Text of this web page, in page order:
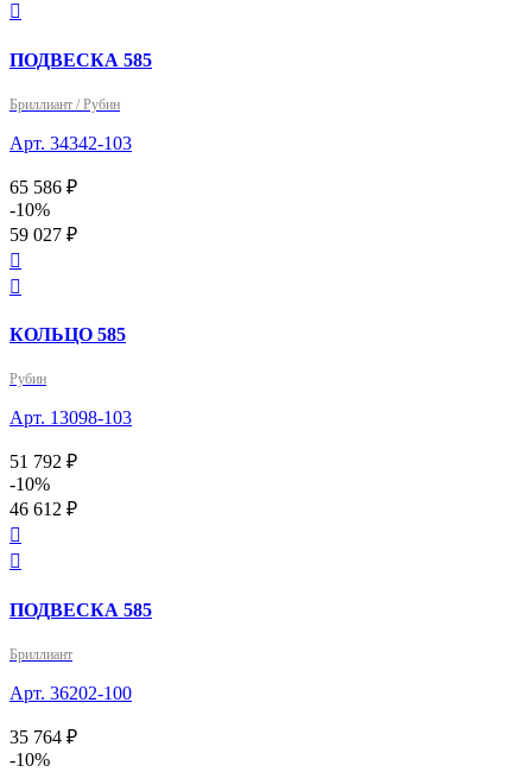

ПОДВЕСКА 585
Бриллиант / Рубин
Арт. 34342-103
65 586 ₽
-10%
59 027 ₽


КОЛЬЦО 585
Рубин
Арт. 13098-103
51 792 ₽
-10%
46 612 ₽


ПОДВЕСКА 585
Бриллиант
Арт. 36202-100
35 764 ₽
-10%